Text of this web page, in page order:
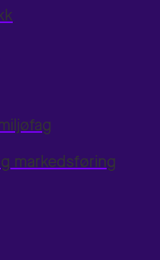
markedsføring